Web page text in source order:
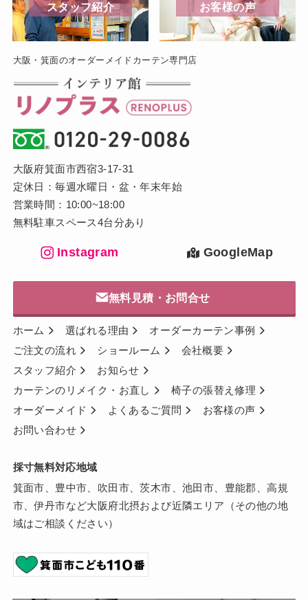
スタッフ紹介 お客様の声
大阪・箕面のオーダーメイドカーテン専門店
大阪府箕面市西宿3-17-31
定休日：毎週水曜日・盆・年末年始
営業時間：10:00~18:00
無料駐車スペース4台分あり
Instagram GoogleMap
無料見積・お問合せ
ホーム 選ばれる理由
オーダーカーテン事例
ご注文の流れ
ショールーム
会社概要
スタッフ紹介
お知らせ
カーテンのリメイク・お直し
椅子の張替え修理
オーダーメイド
よくあるご質問
お客様の声
お問い合わせ
採寸無料対応地域
箕面市、豊中市、吹田市、茨木市、池田市、豊能郡、高規
市、伊丹市など大阪府北摂および近隣エリア（その他の地
域はご相談ください）